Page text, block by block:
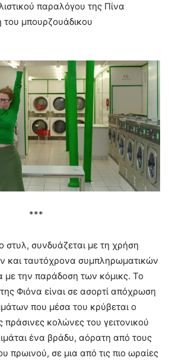
παραλόγου της Πίνα
μπουρζουάδικου
***
στυλ, συνδυάζεται με τη χρήση
και ταυτόχρονα συμπληρωματικών
την παράδοση των κόμικς. Το
Φιόνα είναι σε ασορτί απόχρωση
που μέσα του κρύβεται ο
πράσινες κολώνες του γειτονικού
ένα βράδυ, αόρατη από τους
πρωινού, σε μια από τις πιο ωραίες